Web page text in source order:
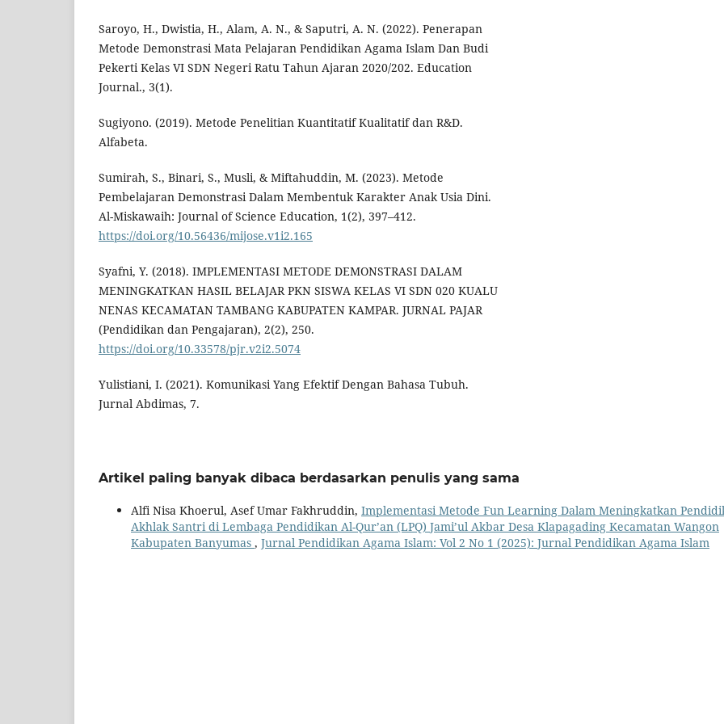
Saroyo, H., Dwistia, H., Alam, A. N., & Saputri, A. N. (2022). Penerapan
Metode Demonstrasi Mata Pelajaran Pendidikan Agama Islam Dan Budi
Pekerti Kelas VI SDN Negeri Ratu Tahun Ajaran 2020/202. Education
Journal., 3(1).
Sugiyono. (2019). Metode Penelitian Kuantitatif Kualitatif dan R&D.
Alfabeta.
Sumirah, S., Binari, S., Musli, & Miftahuddin, M. (2023). Metode
Pembelajaran Demonstrasi Dalam Membentuk Karakter Anak Usia Dini.
Al-Miskawaih: Journal of Science Education, 1(2), 397–412.
https://doi.org/10.56436/mijose.v1i2.165
Syafni, Y. (2018). IMPLEMENTASI METODE DEMONSTRASI DALAM
MENINGKATKAN HASIL BELAJAR PKN SISWA KELAS VI SDN 020 KUALU
NENAS KECAMATAN TAMBANG KABUPATEN KAMPAR. JURNAL PAJAR
(Pendidikan dan Pengajaran), 2(2), 250.
https://doi.org/10.33578/pjr.v2i2.5074
Yulistiani, I. (2021). Komunikasi Yang Efektif Dengan Bahasa Tubuh.
Jurnal Abdimas, 7.
Artikel paling banyak dibaca berdasarkan penulis yang sama
Alfi Nisa Khoerul, Asef Umar Fakhruddin, Implementasi Metode Fun Learning Dalam Meningkatkan
Akhlak Santri di Lembaga Pendidikan Al-Qur’an (LPQ) Jami’ul Akbar Desa Klapagading Kecamatan Wangon
Kabupaten Banyumas , Jurnal Pendidikan Agama Islam: Vol 2 No 1 (2025): Jurnal Pendidikan Agama Islam